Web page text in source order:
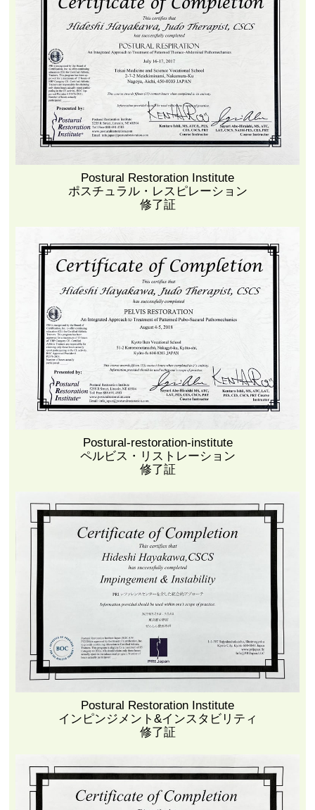
Postural Restoration Institute
ポスチュラル・レスピレーション
修了証
Postural-restoration-institute
ペルビス・リストレーション
修了証
Postural Restoration Institute
インピンジメント&インスタビリティ
修了証